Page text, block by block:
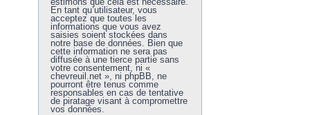
En tant qu’utilisateur, vous
acceptez que toutes les
informations que vous avez
saisies soient stockées dans
notre base de données. Bien que
cette information ne sera pas
diffusée à une tierce partie sans
votre consentement, ni «
chevreuil.net », ni phpBB, ne
pourront être tenus comme
responsables en cas de tentative
de piratage visant à compromettre
vos données.